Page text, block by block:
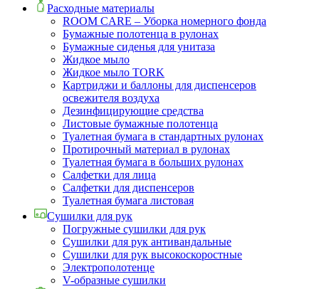
Расходные материалы
ROOM CARE – Уборка номерного фонда
Бумажные полотенца в рулонах
Бумажные сиденья для унитаза
Жидкое мыло
Жидкое мыло TORK
Картриджи и баллоны для диспенсеров
освежителя воздуха
Дезинфицирующие средства
Листовые бумажные полотенца
Туалетная бумага в стандартных рулонах
Протирочный материал в рулонах
Туалетная бумага в больших рулонах
Салфетки для лица
Салфетки для диспенсеров
Туалетная бумага листовая
Сушилки для рук
Погружные сушилки для рук
Сушилки для рук антивандальные
Сушилки для рук высокоскоростные
Электрополотенце
V-образные сушилки